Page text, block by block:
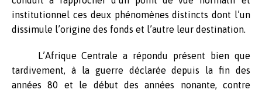
institutionnel ces deux phénomènes distincts dont l’un
dissimule l’origine des fonds et l’autre leur destination.
L’Afrique Centrale a répondu présent bien que
tardivement, à la guerre déclarée depuis la fin des
années 80 et le début des années nonante, contre